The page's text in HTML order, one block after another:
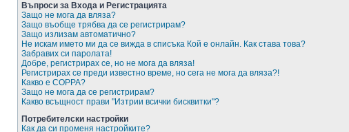
Въпроси за Входа и Регистрацията
Защо не мога да вляза?
Защо въобще трябва да се регистрирам?
Защо излизам автоматично?
Не искам името ми да се вижда в списъка Кой е онлайн. Как става това?
Забравих си паролата!
Добре, регистрирах се, но не мога да вляза!
Регистрирах се преди известно време, но сега не мога да вляза?!
Какво е COPPA?
Защо не мога да се регистрирам?
Какво всъщност прави "Изтрии всички бисквитки"?
Потребителски настройки
Как да си променя настройките?